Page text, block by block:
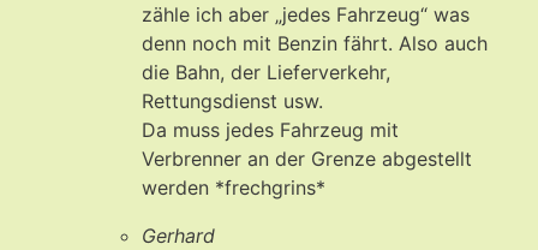
zähle ich aber „jedes Fahrzeug“ was
denn noch mit Benzin fährt. Also auch
die Bahn, der Lieferverkehr,
Rettungsdienst usw.
Da muss jedes Fahrzeug mit
Verbrenner an der Grenze abgestellt
werden *frechgrins*
Gerhard